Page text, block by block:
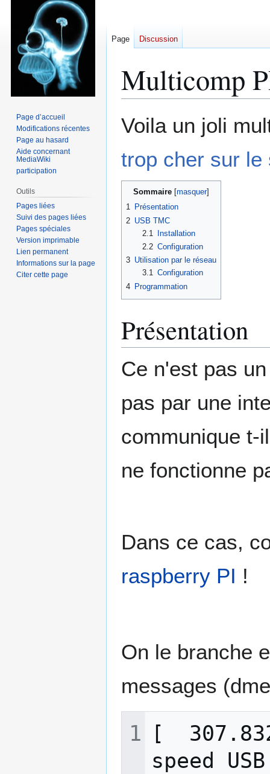
Multicomp
à
navigation
à
recherche
Voila un joli
trop cher sur le
Sommaire
1 Présentation
2 USB TMC
2.1
Installation
2.2 Configuration
3 Utilisation par le réseau
3.1 Configuration
4 Programmation
Présentation
Ce n'est pas
pas par une
communique t-
ne fonctionne
Dans ce cas,
raspberry PI !
On le branche
messages
[
speed
Page Discussion
Page d’accueil
Modifications récentes
Page au hasard
Aide concernant
MediaWiki
participation
Outils
Pages liées
Suivi des pages liées
Pages spéciales
Version imprimable
Lien permanent
Informations sur la page
Citer cette page